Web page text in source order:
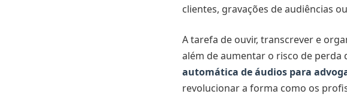
Resumo final
clientes, gravações de audiências
A tarefa de ouvir, transcrever e
além de aumentar o risco de perda
automática de áudios para
revolucionar a forma como os